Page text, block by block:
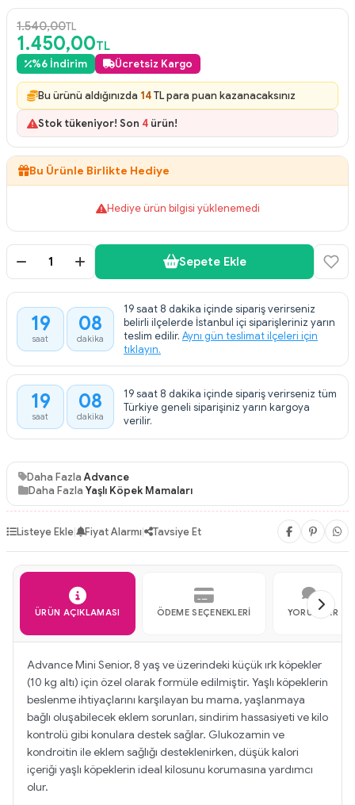
1.540,00TL
1.450,00TL
%6 İndirim Ücretsiz Kargo
Bu ürünü aldığınızda 14TL para puan kazanacaksınız
Stok tükeniyor! Son 4 ürün!
Bu Ürünle Birlikte Hediye
Hediye ürün bilgisi yüklenemedi
Sepete Ekle
19
saat
08
dakika
19 saat 8 dakika içinde sipariş verirseniz
belirli ilçelerde İstanbul içi siparişleriniz yarın
teslim edilir. Aynı gün teslimat ilçeleri için
tıklayın.
19
saat
08
dakika
19 saat 8 dakika içinde sipariş verirseniz tüm
Türkiye geneli siparişiniz yarın kargoya
verilir.
Daha FazlaAdvance
Daha Fazla Yaşlı Köpek Mamaları
Listeye Ekle| Fiyat Alarmı| Tavsiye Et
ÜRÜN AÇIKLAMASI ÖDEME SEÇENEKLERI YORUMLAR
Advance Mini Senior, 8 yaş ve üzerindeki küçük ırk köpekler
(10 kg altı) için özel olarak formüle edilmiştir. Yaşlı köpeklerin
beslenme ihtiyaçlarını karşılayan bu mama, yaşlanmaya
bağlı oluşabilecek eklem sorunları, sindirim hassasiyeti ve kilo
kontrolü gibi konulara destek sağlar. Glukozamin ve
kondroitin ile eklem sağlığı desteklenirken, düşük kalori
içeriği yaşlı köpeklerin ideal kilosunu korumasına yardımcı
olur.